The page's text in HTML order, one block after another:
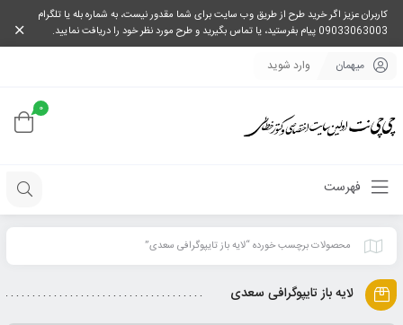
کاربران عزیز اگر خرید طرح از طریق وب سایت برای شما مقدور نیست، به شماره بله یا تلگرام
09033063003 پیام بفرستید، یا تماس بگیرید و طرح مورد نظر خود را دریافت نمایید.
میهمان وارد شوید
0
فهرست
محصولات برچسب خورده “لایه باز تایپوگرافی سعدی”
لایه باز تایپوگرافی سعدی